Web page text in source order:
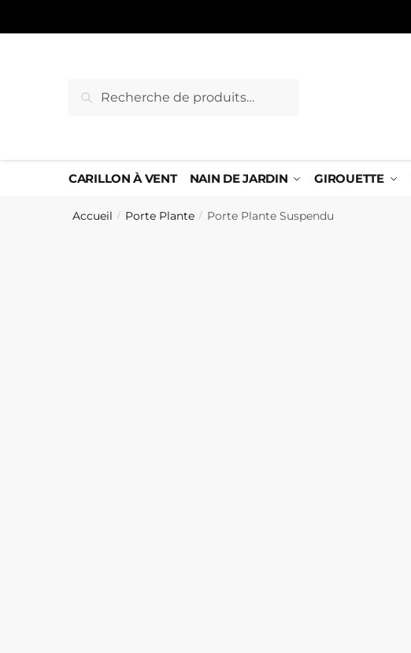
pour :
Recherche
CARILLON À VENT NAIN DE JARDIN GIROUETTE
Accueil / Porte Plante / Porte Plante Suspendu